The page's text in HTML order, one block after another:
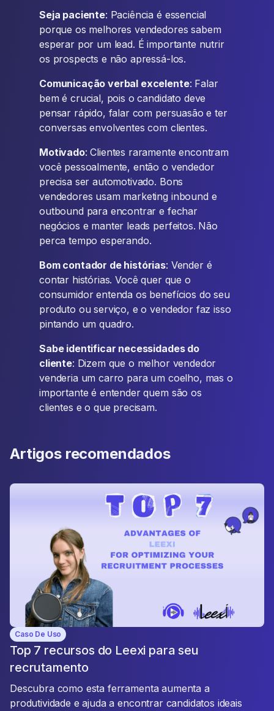
Seja paciente: Paciência é essencial
porque os melhores vendedores sabem
esperar por um lead. É importante nutrir
os prospects e não apressá-los.
Comunicação verbal excelente: Falar
bem é crucial, pois o candidato deve
pensar rápido, falar com persuasão e ter
conversas envolventes com clientes.
Motivado: Clientes raramente encontram
você pessoalmente, então o vendedor
precisa ser automotivado. Bons
vendedores usam marketing inbound e
outbound para encontrar e fechar
negócios e manter leads perfeitos. Não
perca tempo esperando.
Bom contador de histórias: Vender é
contar histórias. Você quer que o
consumidor entenda os benefícios do seu
produto ou serviço, e o vendedor faz isso
pintando um quadro.
Sabe identificar necessidades do
cliente: Dizem que o melhor vendedor
venderia um carro para um coelho, mas o
importante é entender quem são os
clientes e o que precisam.
Artigos recomendados
Caso De Uso
Top 7 recursos do Leexi para seu
recrutamento
Descubra como esta ferramenta aumenta a
produtividade e ajuda a encontrar candidatos ideais